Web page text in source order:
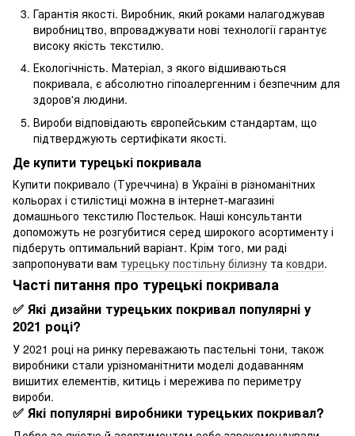
Гарантія якості. Виробник, який роками налагоджував
виробництво, впроваджувати нові технології гарантує
високу якість текстилю.
Екологічність. Матеріал, з якого відшиваються
покривала, є абсолютно гіпоалергенним і безпечним для
здоров'я людини.
Вироби відповідають європейським стандартам, що
підтверджують сертифікати якості.
Де купити турецькі покривала
Купити покривало (Туреччина) в Україні в різноманітних
кольорах і стилістиці можна в інтернет-магазині
домашнього текстилю Постельок. Наші консультанти
допоможуть не розгубитися серед широкого асортименту і
підберуть оптимальний варіант. Крім того, ми раді
запропонувати вам турецьку постільну білизну та ковдри.
Часті питання про турецькі покривала
✅ Які дизайни турецьких покривал популярні у
2021 році?
У 2021 році на ринку переважають пастельні тони, також
виробники стали урізноманітнити моделі додаванням
вишитих елементів, китиць і мережива по периметру
вироби.
✅ Які популярні виробники турецьких покривал?